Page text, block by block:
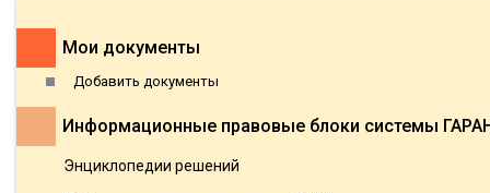
Мои документы
Добавить документы
Информационные правовые блоки системы
Энциклопедии решений